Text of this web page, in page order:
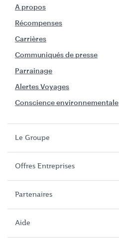
A propos
Récompenses
Carrières
Communiqués de presse
Parrainage
Alertes Voyages
Conscience environnementale
Le Groupe
Offres Entreprises
Partenaires
Aide